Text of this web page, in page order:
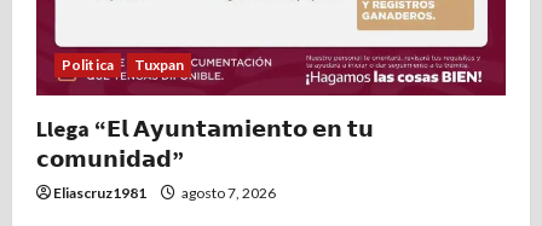
Politica Tuxpan
Llega “𝗘𝗹 𝗔𝘆𝘂𝗻𝘁𝗮𝗺𝗶𝗲𝗻𝘁𝗼 𝗲𝗻 𝘁𝘂
𝗰𝗼𝗺𝘂𝗻𝗶𝗱𝗮𝗱”
Eliascruz1981 agosto 7, 2026